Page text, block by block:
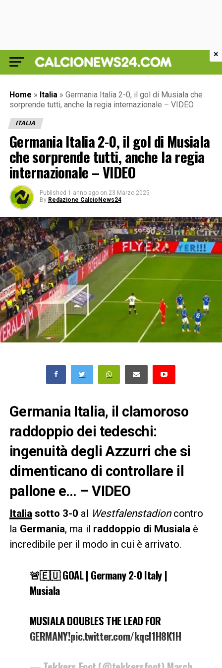
Home » Italia » Germania Italia 2-0, il gol di Musiala che
sorprende tutti, anche la regia internazionale – VIDEO
ITALIA
Germania Italia 2-0, il gol di Musiala
che sorprende tutti, anche la regia
internazionale – VIDEO
Published 1 anno ago on 23 Marzo 2025
By Redazione CalcioNews24
Germania Italia, il clamoroso
raddoppio dei tedeschi:
ingenuità degli Azzurri che si
dimenticano di controllare il
pallone e… – VIDEO
Italia sotto 3-0 al Westfalenstadioncontro
la Germania, ma il raddoppio di Musiala è
incredibile per il modo in cui è arrivato.
🚨🇪🇺 GOAL | Germany 2-0 Italy |
Musiala
MUSIALA DOUBLES THE LEAD FOR
GERMANY!pic.twitter.com/kqcI1H8K1H
×